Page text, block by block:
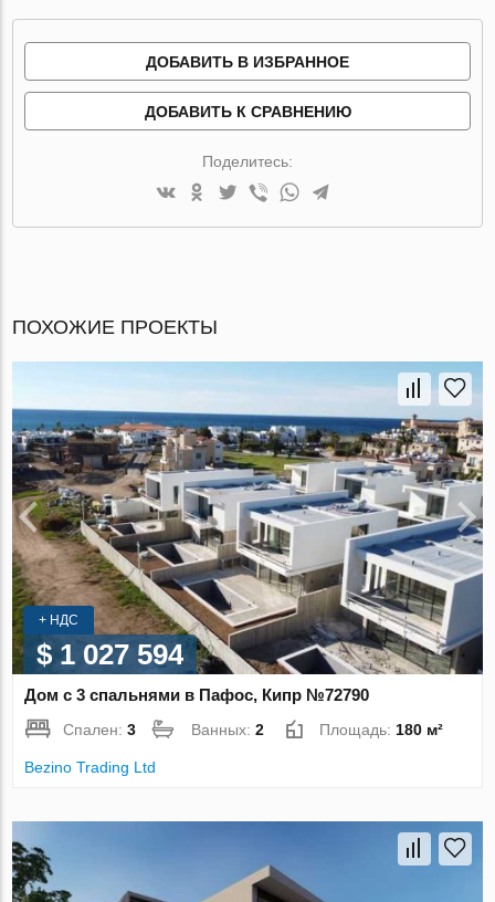
ДОБАВИТЬ В ИЗБРАННОЕ
ДОБАВИТЬ К СРАВНЕНИЮ
Поделитесь:
ПОХОЖИЕ ПРОЕКТЫ
+ НДС
$ 1 027 594
Дом с 3 спальнями в Пафос, Кипр №72790
Спален:3 Ванных:2 Площадь:180 м²
Bezino Trading Ltd